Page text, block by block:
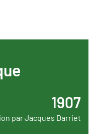
1907
par Jacques Darriet